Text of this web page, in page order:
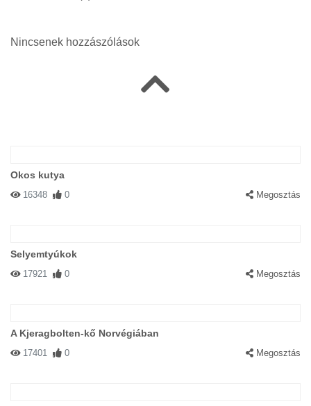
Nincsenek hozzászólások
Okos kutya
16348 0 Megosztás
Selyemtyúkok
17921 0 Megosztás
A Kjeragbolten-kő Norvégiában
17401 0 Megosztás